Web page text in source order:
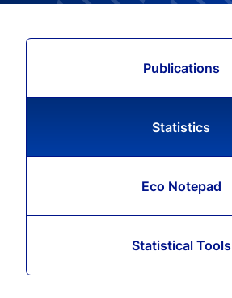
Publications
Statistics
Eco Notepad
Statistical Tools